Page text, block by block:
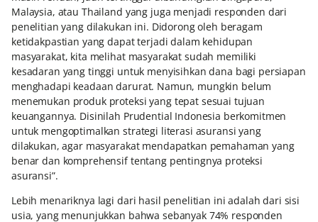
Malaysia, atau Thailand yang juga menjadi responden dari
penelitian yang dilakukan ini. Didorong oleh beragam
ketidakpastian yang dapat terjadi dalam kehidupan
masyarakat, kita melihat masyarakat sudah memiliki
kesadaran yang tinggi untuk menyisihkan dana bagi persiapan
menghadapi keadaan darurat. Namun, mungkin belum
menemukan produk proteksi yang tepat sesuai tujuan
keuangannya. Disinilah Prudential Indonesia berkomitmen
untuk mengoptimalkan strategi literasi asuransi yang
dilakukan, agar masyarakat mendapatkan pemahaman yang
benar dan komprehensif tentang pentingnya proteksi
asuransi”.
Lebih menariknya lagi dari hasil penelitian ini adalah dari sisi
usia, yang menunjukkan bahwa sebanyak 74% responden